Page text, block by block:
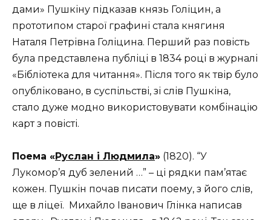
дами» Пушкіну підказав князь Голіцин, а
прототипом старої графині стала княгиня
Наталя Петрівна Голіцина. Перший раз повість
була представлена ​​публіці в 1834 році в журналі
«Бібліотека для читання». Після того як твір було
опубліковано, в суспільстві, зі слів Пушкіна,
стало дуже модно використовувати комбінацію
карт з повісті.
Поема «Руслан і Людмила» (1820). “У
Лукомор’я дуб зелений …” – ці рядки пам’ятає
кожен. Пушкін почав писати поему, з його слів,
ще в ліцеї. Михайло Іванович Глінка написав